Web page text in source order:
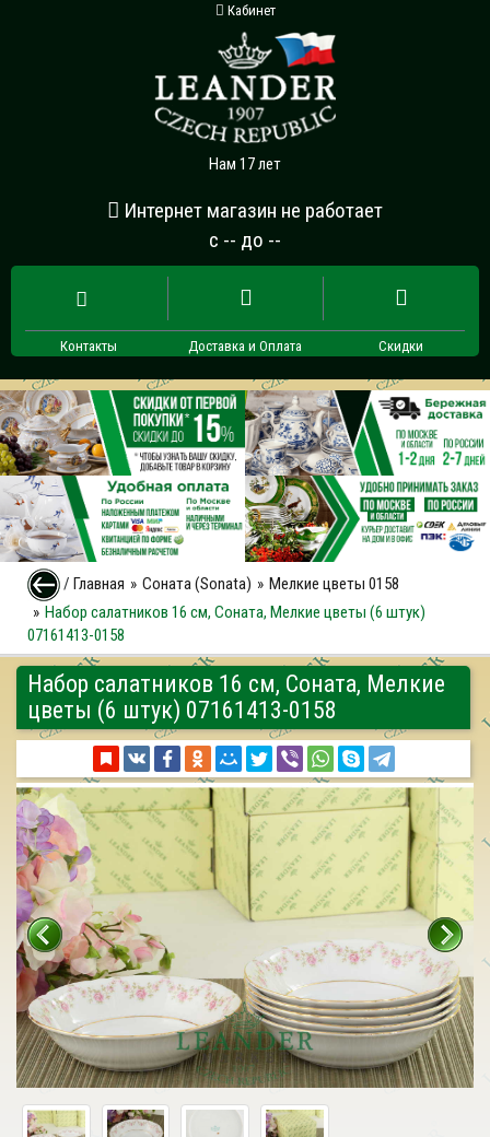
Кабинет
Нам 17 лет
Интернет магазин не работает
с -- до --
Контакты Доставка и Оплата Скидки
/ Главная Соната (Sonata)
Мелкие цветы 0158
Набор салатников 16 см, Соната, Мелкие цветы (6 штук)
07161413-0158
Набор салатников 16 см, Соната, Мелкие
цветы (6 штук) 07161413-0158